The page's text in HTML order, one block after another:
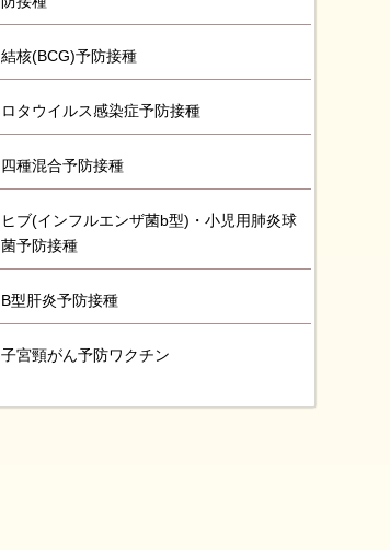
結核(BCG)予防接種
ロタウイルス感染症予防接種
四種混合予防接種
ヒブ(インフルエンザ菌b型)・小児用肺炎球
菌予防接種
B型肝炎予防接種
子宮頸がん予防ワクチン